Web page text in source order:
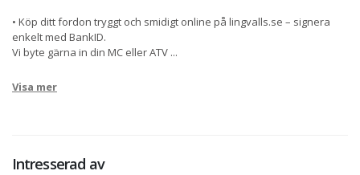
• Köp ditt fordon tryggt och smidigt online på lingvalls.se – signera
enkelt med BankID.
Vi byte gärna in din MC eller ATV ...
Visa mer
Intresserad av